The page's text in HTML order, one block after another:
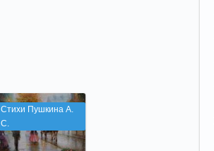
Стихи Пушкина А.
С.